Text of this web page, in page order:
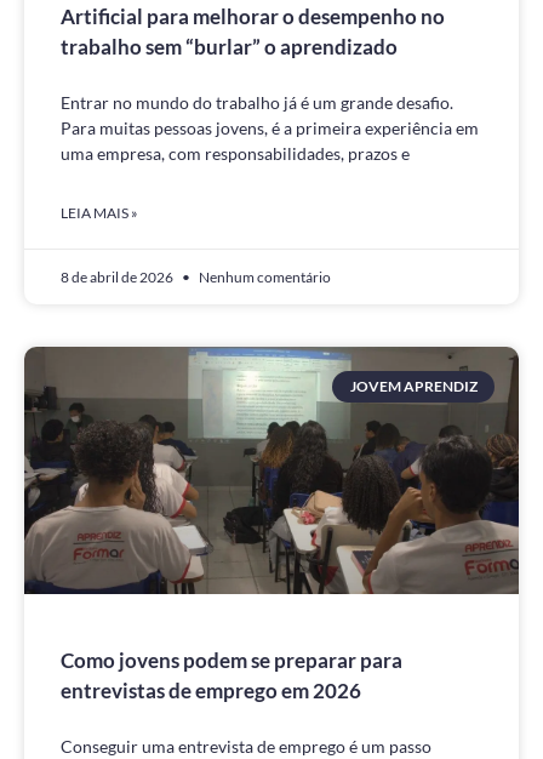
Artificial para melhorar o desempenho no
trabalho sem “burlar” o aprendizado
Entrar no mundo do trabalho já é um grande desafio.
Para muitas pessoas jovens, é a primeira experiência em
uma empresa, com responsabilidades, prazos e
LEIA MAIS »
8 de abril de 2026 Nenhum comentário
JOVEM APRENDIZ
Como jovens podem se preparar para
entrevistas de emprego em 2026
Conseguir uma entrevista de emprego é um passo